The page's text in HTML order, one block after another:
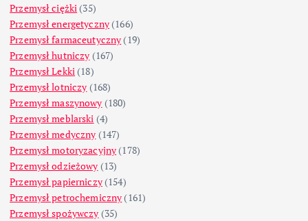
Przemysł ciężki (35)
Przemysł energetyczny (166)
Przemysł farmaceutyczny (19)
Przemysł hutniczy (167)
Przemysł Lekki (18)
Przemysł lotniczy (168)
Przemysł maszynowy (180)
Przemysł meblarski (4)
Przemysł medyczny (147)
Przemysł motoryzacyjny (178)
Przemysł odzieżowy (13)
Przemysł papierniczy(154)
Przemysł petrochemiczny (161)
Przemysł spożywczy (35)